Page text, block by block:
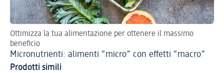
Ottimizza la tua alimentazione per ottenere il massimo
beneficio
Micronutrienti: alimenti “micro” con effetti “macro”
Prodotti simili